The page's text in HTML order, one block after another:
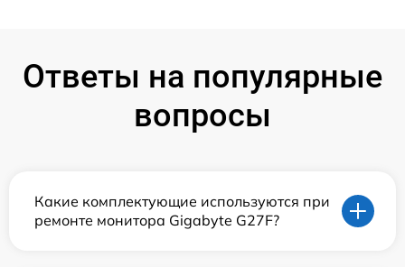
Ответы на популярные
вопросы
Какие комплектующие используются при
ремонте монитора Gigabyte G27F?